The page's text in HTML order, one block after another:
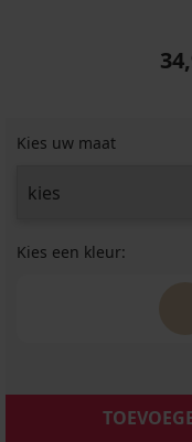
Kies uw maat
Kies een kleur: